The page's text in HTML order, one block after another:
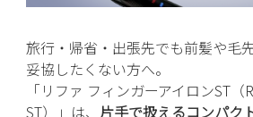
旅行・帰省・出張先でも前髪や毛
妥協したくない方へ。
「リファ フィンガーアイロンST（
ST）」は、 片手で扱えるコンパ